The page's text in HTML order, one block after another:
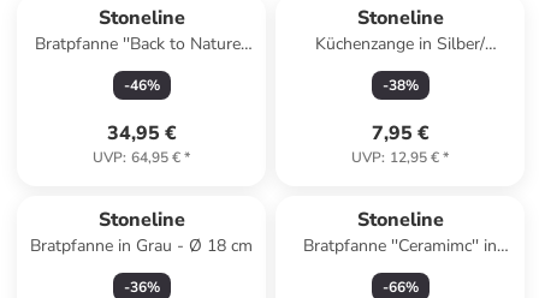
Stoneline
Bratpfanne ''Back to Nature''
in Grau - Ø 18 cm
-46%
34,95 €
UVP: 64,95 €*
Stoneline
Küchenzange in Silber/
Schwarz - (L)28 cm
-38%
7,95 €
UVP: 12,95 €*
Stoneline
Bratpfanne in Grau - Ø 18 cm
-36%
Stoneline
Bratpfanne ''Ceramimc'' in
Schwarz - Ø 20 cm
-66%